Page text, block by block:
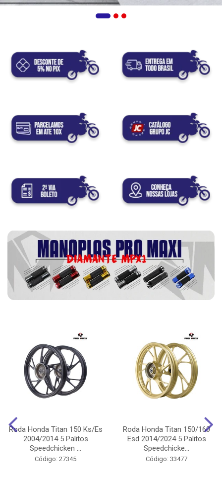
Roda Honda Titan 150 Ks/Es
2004/2014 5 Palitos
Speedchicken ...
Código: 27345
Roda Honda Titan 150/160
Esd 2014/2024 5 Palitos
Speedchicke...
Código: 33477